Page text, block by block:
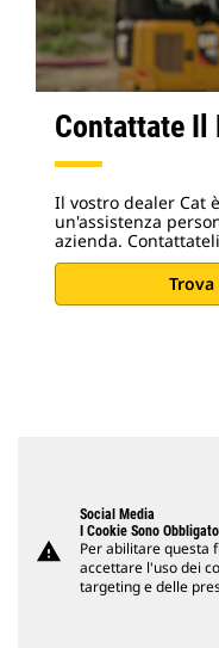
Contattate Il
Il vostro dealer Cat
un'assistenza
azienda.
Trova
warning
Social Media
I Cookie Sono
Per abilitare questa
accettare l'uso dei
targeting e delle